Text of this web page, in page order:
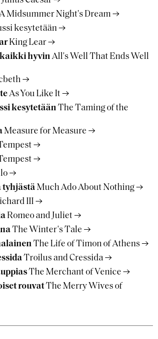
Midsummer Night's Dream
kesytetään
King Lear
hyvinAll's Well That Ends Well
As You Like It
kesytetäänThe Taming of the
Measure for Measure
tyhjästäMuch Ado About Nothing
III
Romeo and Juliet
The Winter's Tale
The Life of Timon of Athens
Troilus and Cressida
The Merchant of Venice
rouvatThe Merry Wives of